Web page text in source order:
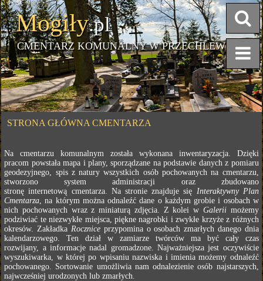
Mogiły.pl
CMENTARZ KOMUNALNY W PRZECHLEWIE
STRONA GŁÓWNA CMENTARZA
Na cmentarzu komunalnym została wykonana inwentaryzacja. Dzięki
pracom powstała mapa i plany, sporządzane na podstawie danych z pomiaru
geodezyjnego, spis z natury wszystkich osób pochowanych na cmentarzu,
stworzono system administracji oraz zbudowano
stronę internetową cmentarza. Na stronie znajduje się Interaktywny Plan
Cmentarza, na którym można odnaleźć dane o każdym grobie i osobach w
nich pochowanych wraz z miniaturą zdjęcia. Z kolei w Galerii możemy
podziwiać te niezwykłe miejsca, piękne nagrobki i zwykłe krzyże z różnych
okresów. Zakładka Roczniceprzypomina o osobach zmarłych danego dnia
kalendarzowego. Ten dział w zamiarze twórców ma być cały czas
rozwijany, a informacje nadal gromadzone. Najważniejsza jest oczywiście
wyszukiwarka, w której po wpisaniu nazwiska i imienia możemy odnaleźć
pochowanego. Sortowanie umożliwia nam odnalezienie osób najstarszych,
najwcześniej urodzonych lub zmarłych.